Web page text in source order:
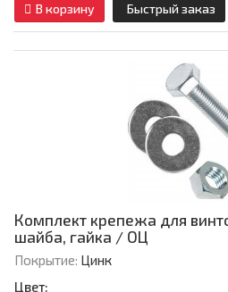
В корзину Быстрый заказ
Комплект крепежа для
шайба, гайка / ОЦ
Покрытие: Цинк
Цвет: